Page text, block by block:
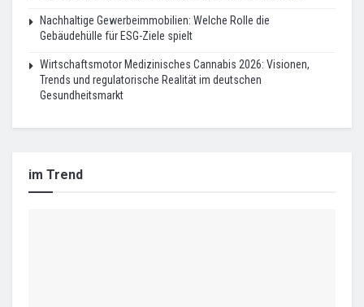
Nachhaltige Gewerbeimmobilien: Welche Rolle die
Gebäudehülle für ESG-Ziele spielt
Wirtschaftsmotor Medizinisches Cannabis 2026: Visionen,
Trends und regulatorische Realität im deutschen
Gesundheitsmarkt
im Trend